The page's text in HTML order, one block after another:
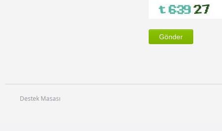
Destek Masası